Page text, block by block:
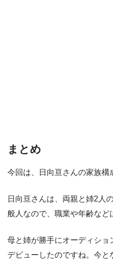
まとめ
今回は、日向亘さんの家族構
日向亘さんは、両親と姉2人
般人なので、職業や年齢など
母と姉が勝手にオーディシ
デビューしたのですね。今